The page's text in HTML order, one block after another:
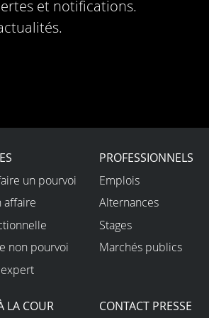
et notifications.
un pourvoi
affaire
non pourvoi
PROFESSIONNELS
Emplois
Alternances
Stages
Marchés publics
LA COUR CONTACT PRESSE